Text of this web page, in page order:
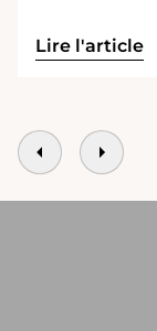
Lire l'article